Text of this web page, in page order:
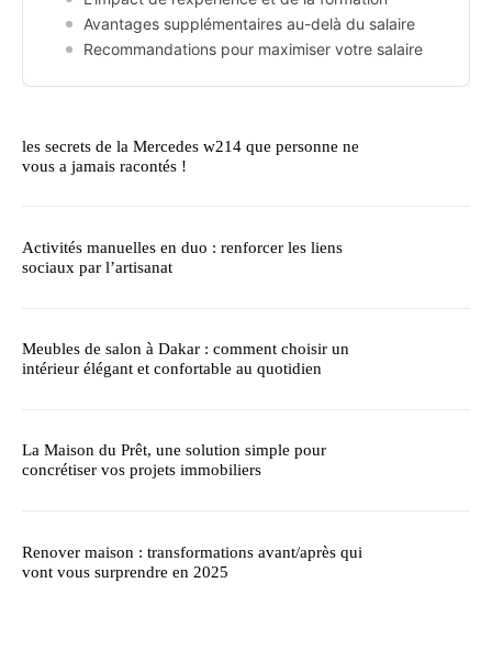
Avantages supplémentaires au-delà du salaire
Recommandations pour maximiser votre salaire
les secrets de la Mercedes w214 que personne ne
vous a jamais racontés !
Activités manuelles en duo : renforcer les liens
sociaux par l’artisanat
Meubles de salon à Dakar : comment choisir un
intérieur élégant et confortable au quotidien
La Maison du Prêt, une solution simple pour
concrétiser vos projets immobiliers
Renover maison : transformations avant/après qui
vont vous surprendre en 2025